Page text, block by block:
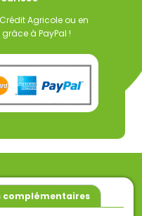
Agricole ou en
à PayPal !